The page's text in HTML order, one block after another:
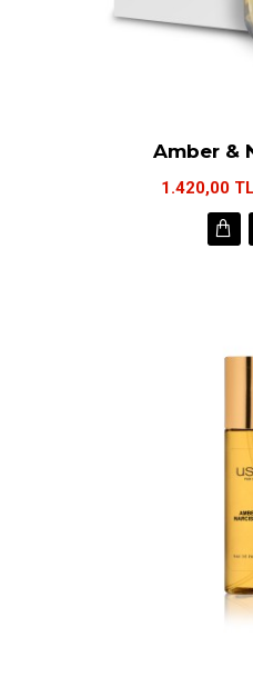
Amber &
1.420,00 TL